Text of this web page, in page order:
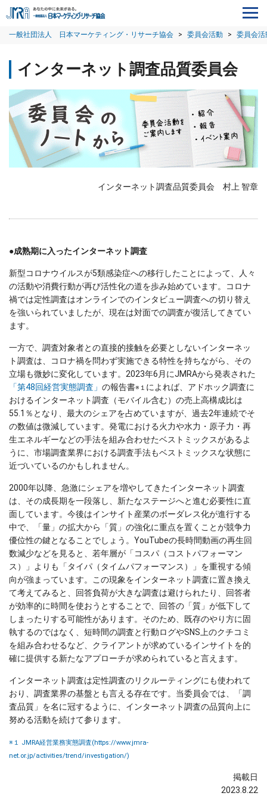
一般社団法人 日本マーケティング・リサーチ協会 > 委員会活動 > 委員会活
インターネット調査品質委員会
インターネット調査品質委員会 村上 智章
●成熟期に入ったインターネット調査
新型コロナウイルスが5類感染症への移行したことによって、人々
の活動や消費行動が再び活性化の道を歩み始めています。コロナ
禍では定性調査はオンラインでのインタビュー調査への切り替え
を強いられていましたが、現在は対面での調査が復活してきてい
ます。
一方で、調査対象者との直接的接触を必要としないインターネッ
ト調査は、コロナ禍を問わず実施できる特性を持ちながら、その
立場も微妙に変化しています。2023年6月にJMRAから発表された
「第48回経営実態調査」 の報告書※１ によれば、アドホック調査に
おけるインターネット調査（モバイル含む）の売上高構成比は
55.1％となり、最大のシェアを占めていますが、過去2年連続でそ
の数値は微減しています。発電における火力や水力・原子力・再
生エネルギーなどの手法を組み合わせたベストミックスがあるよ
うに、市場調査業界における調査手法もベストミックスな状態に
近づいているのかもしれません。
2000年以降、急激にシェアを増やしてきたインターネット調査
は、その成長期を一段落し、新たなステージへと進む必要性に直
面しています。今後はインサイト産業のボーダレス化が進行する
中で、「量」の拡大から「質」の強化に重点を置くことが競争力
優位性の鍵となることでしょう。YouTubeの長時間動画の再生回
数減少などを見ると、若年層が「コスパ（コストパフォーマン
ス）」よりも「タイパ（タイムパフォーマンス）」を重視する傾
向が強まっています。この現象をインターネット調査に置き換え
て考えてみると、回答負荷が大きな調査は避けられたり、回答者
が効率的に時間を使おうとすることで、回答の「質」が低下して
しまったりする可能性があります。そのため、既存のやり方に固
執するのではなく、短時間の調査と行動ログやSNS上のクチコミ
を組み合わせるなど、クライアントが求めているインサイトを的
確に提供する新たなアプローチが求められていると言えます。
インターネット調査は定性調査のリクルーティングにも使われて
おり、調査業界の基盤とも言える存在です。当委員会では、「調
査品質」を名に冠するように、インターネット調査の品質向上に
努める活動を続けて参ります。
※１ JMRA経営業務実態調査(https://www.jmra-
net.or.jp/activities/trend/investigation/)
掲載日
2023.8.22